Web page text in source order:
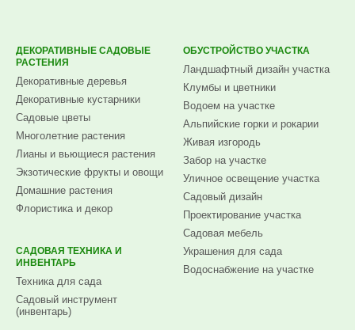
ДЕКОРАТИВНЫЕ САДОВЫЕ
РАСТЕНИЯ
Декоративные деревья
Декоративные кустарники
Садовые цветы
Многолетние растения
Лианы и вьющиеся растения
Экзотические фрукты и овощи
Домашние растения
Флористика и декор
САДОВАЯ ТЕХНИКА И
ИНВЕНТАРЬ
Техника для сада
Садовый инструмент
(инвентарь)
ОБУСТРОЙСТВО УЧАСТКА
Ландшафтный дизайн участка
Клумбы и цветники
Водоем на участке
Альпийские горки и рокарии
Живая изгородь
Забор на участке
Уличное освещение участка
Садовый дизайн
Проектирование участка
Садовая мебель
Украшения для сада
Водоснабжение на участке